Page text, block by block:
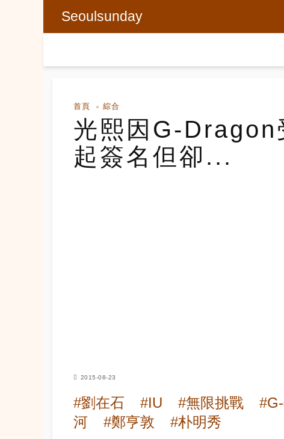
Seoulsunday
首頁 綜合
光熙因G-Dragon
起簽名但卻...
2015-08-23
#劉在石 #IU #無限挑戰
河
#鄭亨敦 #朴明秀